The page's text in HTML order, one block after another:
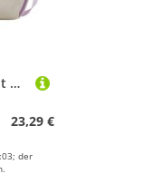
Travel Duffle Bag Über Nacht Wochenenden Training Fitnessstecher Modes Wasserfeste Personals Gegenstände Gegenstände Geschenke Travel Reisebühne
23,29 €
der